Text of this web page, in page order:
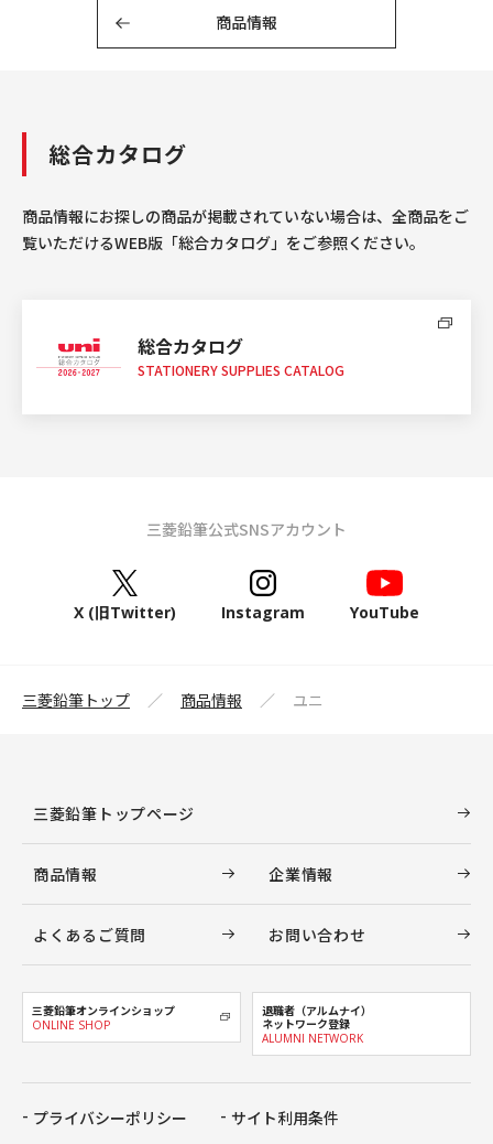
商品情報
総合カタログ
商品情報にお探しの商品が掲載されていない場合は、全商品をご
覧いただけるWEB版「総合カタログ」をご参照ください。
総合カタログ
STATIONERY SUPPLIES CATALOG
三菱鉛筆公式SNSアカウント
X (旧Twitter) Instagram YouTube
三菱鉛筆トップ 商品情報 ユニ
三菱鉛筆トップページ
商品情報 企業情報
よくあるご質問 お問い合わせ
三菱鉛筆オンラインショップ
ONLINE SHOP
退職者（アルムナイ）
ネットワーク登録
ALUMNI NETWORK
プライバシーポリシー サイト利用条件